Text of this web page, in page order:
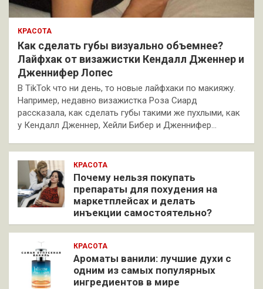
КРАСОТА
Как сделать губы визуально объемнее?
Лайфхак от визажистки Кендалл Дженнер и
Дженнифер Лопес
В TikTok что ни день, то новые лайфхаки по макияжу.
Например, недавно визажистка Роза Сиард
рассказала, как сделать губы такими же пухлыми, как
у Кендалл Дженнер, Хейли Бибер и Дженнифер…
КРАСОТА
Почему нельзя покупать
препараты для похудения на
маркетплейсах и делать
инъекции самостоятельно?
КРАСОТА
Ароматы ванили: лучшие духи с
одним из самых популярных
ингредиентов в мире